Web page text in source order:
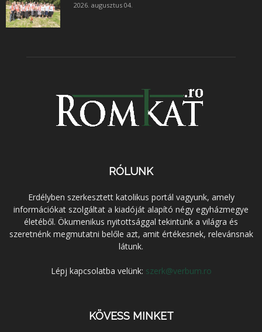
2026. augusztus 04.
RÓLUNK
Erdélyben szerkesztett katolikus portál vagyunk, amely
információkat szolgáltat a kiadóját alapító négy egyházmegye
életéből. Ökumenikus nyitottsággal tekintünk a világra és
szeretnénk megmutatni belőle azt, amit értékesnek, relevánsnak
látunk.
Lépj kapcsolatba velünk: szerk@verbum.ro
KÖVESS MINKET